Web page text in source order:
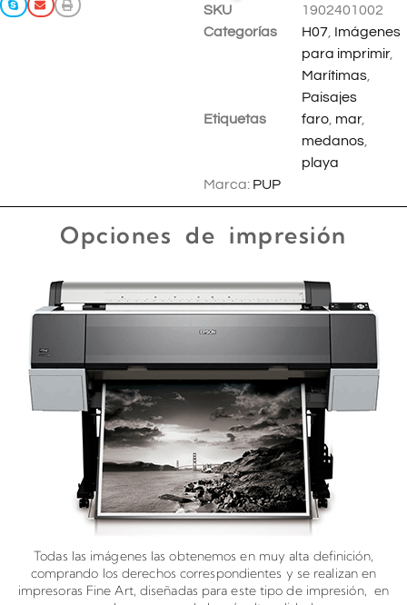
SKU
1902401002
Categorías
H07 Imágenes
para imprimir,
Marítimas
Paisajes
Etiquetas
faro mar,
medanos
playa
Marca: PUP
Opciones de impresión
Todas las imágenes las obtenemos en muy alta definición,
comprando los derechos correspondientes y se realizan en
impresoras Fine Art, diseñadas para este tipo de impresión, en